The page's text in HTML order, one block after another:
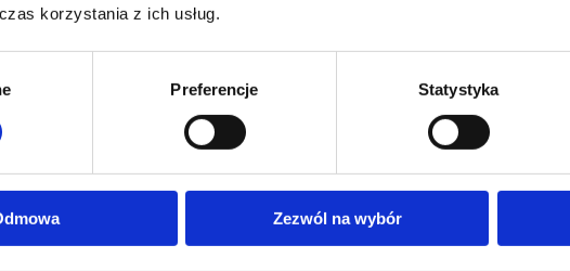
korzystania z ich usług.
Preferencje Statystyka
Zezwól na wybór
przeładunkowych z dala od źródeł energii
umiejscowionemu na końcu
precyzyjnego i równomiernego
roboczej.
płaskownika ( a nie spawany z pojedynczych
jakości, zapewniają długą i bezawaryjną pracę.